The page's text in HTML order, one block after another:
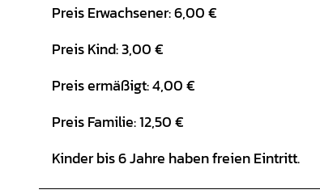
Preis Erwachsener: 6,00 €
Preis Kind: 3,00 €
Preis ermäßigt: 4,00 €
Preis Familie: 12,50 €
Kinder bis 6 Jahre haben freien Eintritt.